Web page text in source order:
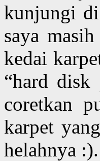
kunjungi di
saya
kedai
“hard disk
coretkan
karpet
helahnya :).